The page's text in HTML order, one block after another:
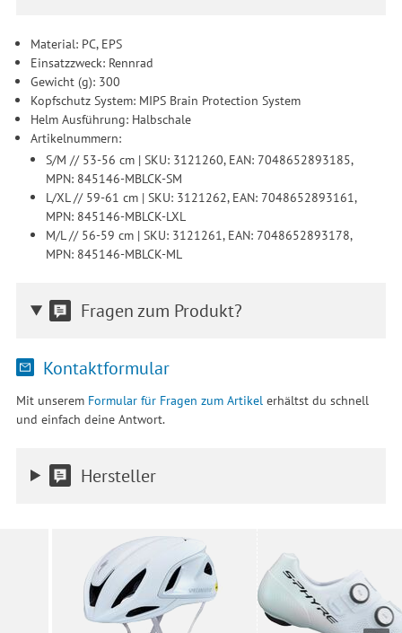
Material: PC, EPS
Einsatzzweck: Rennrad
Gewicht (g): 300
Kopfschutz System: MIPS Brain Protection System
Helm Ausführung: Halbschale
Artikelnummern:
S/M // 53-56 cm | SKU: 3121260, EAN: 7048652893185,
MPN: 845146-MBLCK-SM
L/XL // 59-61 cm | SKU: 3121262, EAN: 7048652893161,
MPN: 845146-MBLCK-LXL
M/L // 56-59 cm | SKU: 3121261, EAN: 7048652893178,
MPN: 845146-MBLCK-ML
Fragen zum Produkt?
Kontaktformular
Mit unserem Formular für Fragen zum Artikelerhältst du schnell
und einfach deine Antwort.
Hersteller